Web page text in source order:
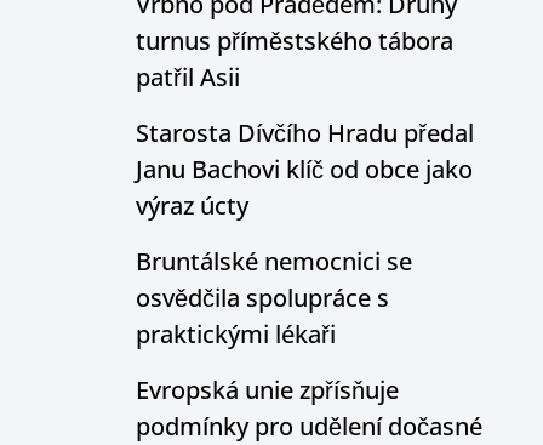
turnus příměstského tábora
patřil Asii
Starosta Dívčího Hradu předal
Janu Bachovi klíč od obce jako
výraz úcty
Bruntálské nemocnici se
osvědčila spolupráce s
praktickými lékaři
Evropská unie zpřísňuje
podmínky pro udělení dočasné